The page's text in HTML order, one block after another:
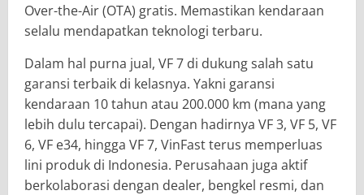
Over-the-Air (OTA) gratis. Memastikan kendaraan
selalu mendapatkan teknologi terbaru.
Dalam hal purna jual, VF 7 di dukung salah satu
garansi terbaik di kelasnya. Yakni garansi
kendaraan 10 tahun atau 200.000 km (mana yang
lebih dulu tercapai). Dengan hadirnya VF 3, VF 5, VF
6, VF e34, hingga VF 7, VinFast terus memperluas
lini produk di Indonesia. Perusahaan juga aktif
berkolaborasi dengan dealer, bengkel resmi, dan